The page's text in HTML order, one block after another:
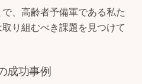
、高齢者予備軍である私た
り組むべき課題を見つけて
成功事例